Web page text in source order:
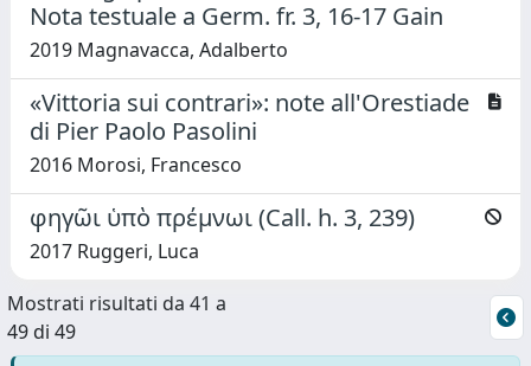
Nota testuale a Germ. fr. 3, 16-17 Gain
2019 Magnavacca, Adalberto
«Vittoria sui contrari»: note all'Orestiade
di Pier Paolo Pasolini
2016 Morosi, Francesco
φηγῶι ὑπὸ πρέμνωι (Call. h. 3, 239)
2017 Ruggeri, Luca
Mostrati risultati da 41 a
49 di 49